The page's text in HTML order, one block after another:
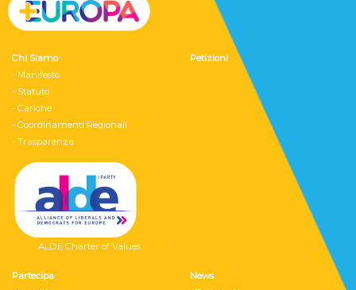
Chi Siamo
- Manifesto
- Statuto
- Cariche
- Coordinamenti Regionali
- Trasparenza
ALDE Charter of Values
Petizioni
Partecipa
News